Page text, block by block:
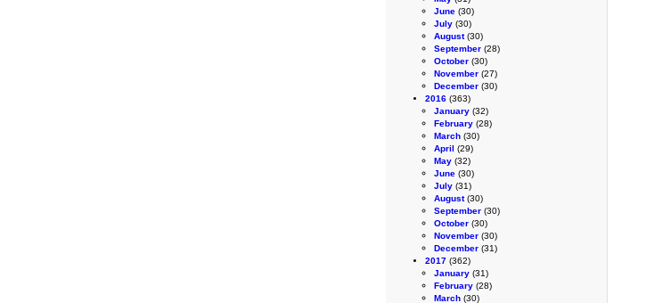
June (30)
July (30)
August(30)
September (28)
October (30)
November (27)
December (30)
2016 (363)
January (32)
February (28)
March (30)
April (29)
May (32)
June (30)
July (31)
August(30)
September (30)
October (30)
November (30)
December (31)
2017 (362)
January (31)
February (28)
March (30)